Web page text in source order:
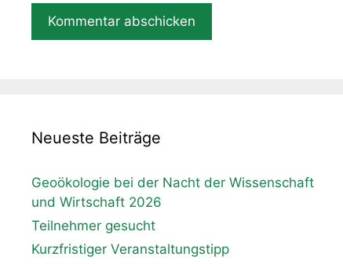
Neueste Beiträge
Geoökologie bei der Nacht der Wissenschaft
und Wirtschaft 2026
Teilnehmer gesucht
Kurzfristiger Veranstaltungstipp